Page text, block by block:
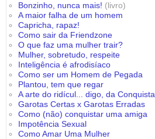
Bonzinho, nunca mais! (livro)
A maior falha de um homem
Capricha, rapaz!
Como sair da Friendzone
O que faz uma mulher trair?
Mulher, sobretudo, respeite
Inteligência é afrodisíaco
Como ser um Homem de Pegada
Plantou, tem que regar
A arte do ridícul... digo, da Conquista
Garotas Certas x Garotas Erradas
Como (não) conquistar uma amiga
Impotência Sexual
Como Amar Uma Mulher